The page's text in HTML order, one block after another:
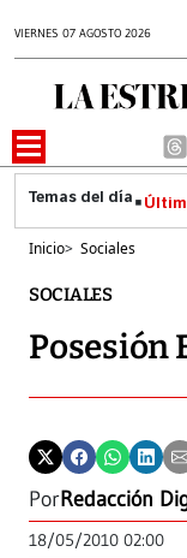
VIERNES 07 AGOSTO 2026
Inicio> Sociales
SOCIALES
Posesión
PorRedacción
18/05/2010 02:00